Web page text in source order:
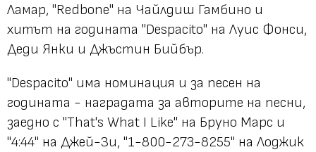
Ламар, "Redbone" на Чайлдиш Гамбино и
хитът на годината "Despacito" на Луис Фонси,
Деди Янки и Джъстин Бийбър.
"Despacito" има номинация и за песен на
годината - наградата за авторите на песни,
заедно с "That's What I Like" на Бруно Марс и
"4:44" на Джей-Зи, "1-800-273-8255" на Лоджик